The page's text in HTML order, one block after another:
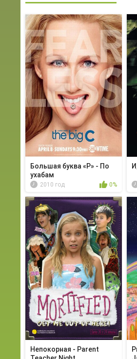
Большая буква «Р» - По
ухабам
2010 год 0%
Непокорная - Parent